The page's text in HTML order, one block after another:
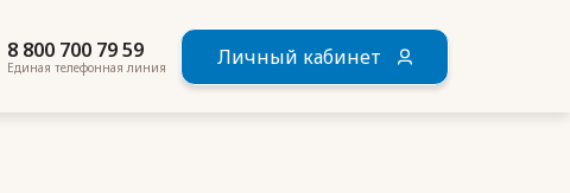
8 800 700 79 59
Единая телефонная линия Личный кабинет